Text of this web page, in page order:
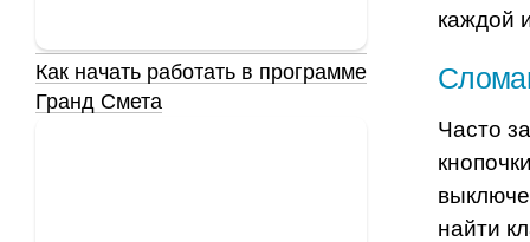
каждой
Часто
найти
Как начать работать в программе
Гранд Смета